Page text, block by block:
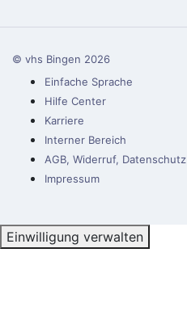
© vhs Bingen 2026
Einfache Sprache
Hilfe Center
Karriere
Interner Bereich
AGB, Widerruf, Datenschutz
Impressum
Einwilligung verwalten